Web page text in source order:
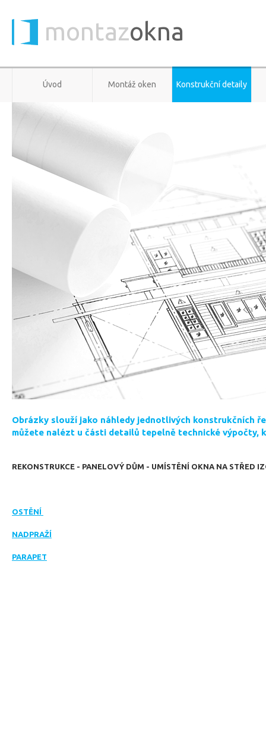
montazokna
Úvod Montáž oken Konstrukční detaily
Obrázky slouží jako náhledy jednotlivých konstrukčních
můžete nalézt u části detailů tepelně technické výpočty,
REKONSTRUKCE - PANELOVÝ DŮM - UMÍSTĚNÍ OKNA NA STŘED
OSTĚNÍ
NADPRAŽÍ
PARAPET